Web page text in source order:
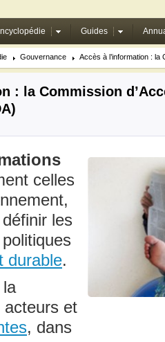
Guides
Gouvernance Accès à l’information : la
: la Commission
celles
les
durable.
la
acteurs et
, dans